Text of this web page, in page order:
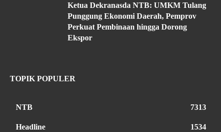
Ketua Dekranasda NTB: UMKM Tulang
Punggung Ekonomi Daerah, Pemprov
Perkuat Pembinaan hingga Dorong
Ekspor
TOPIK POPULER
NTB 7313
Headline 1534